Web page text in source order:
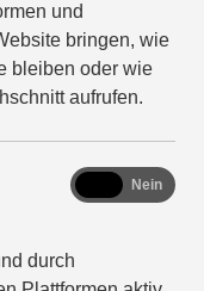
und
bringen, wie
bleiben oder wie
aufrufen.
durch
marketing
Nein
meistens vorrätig;